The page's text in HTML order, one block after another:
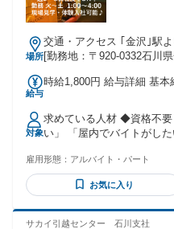
場所
交通・アクセス ｢金沢｣駅
[勤務地：〒920-0332石川
給与
時給1,800円 給与詳細 基本給：時給
対象
求めている人材 ◆資格不要 「毎日決まった時間にバイトした
い」 「屋内でバイトがし
～50代を中心に幅広い世代
雇用形態： アルバイト・パート
お気に入り
サカイ引越センター 石川支社